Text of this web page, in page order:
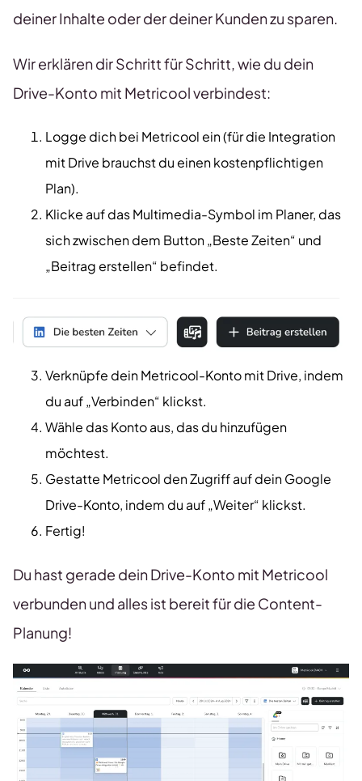
deiner Inhalte oder der deiner Kunden zu sparen.
Wir erklären dir Schritt für Schritt, wie du dein
Drive-Konto mit Metricool verbindest:
Logge dich bei Metricool ein (für die Integration
mit Drive brauchst du einen kostenpflichtigen
Plan).
Klicke auf das Multimedia-Symbol im Planer, das
sich zwischen dem Button „Beste Zeiten“ und
„Beitrag erstellen“ befindet.
Verknüpfe dein Metricool-Konto mit Drive, indem
du auf „Verbinden“ klickst.
Wähle das Konto aus, das du hinzufügen
möchtest.
Gestatte Metricool den Zugriff auf dein Google
Drive-Konto, indem du auf „Weiter“ klickst.
Fertig!
Du hast gerade dein Drive-Konto mit Metricool
verbunden und alles ist bereit für die Content-
Planung!